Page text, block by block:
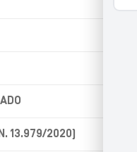
13.979/2020)